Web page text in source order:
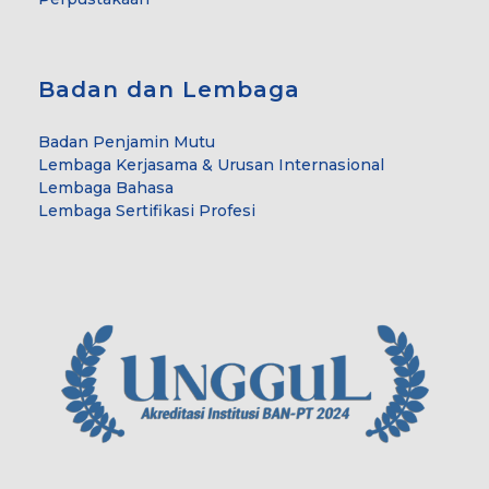
Badan dan Lembaga
Badan Penjamin Mutu
Lembaga Kerjasama & Urusan Internasional
Lembaga Bahasa
Lembaga Sertifikasi Profesi